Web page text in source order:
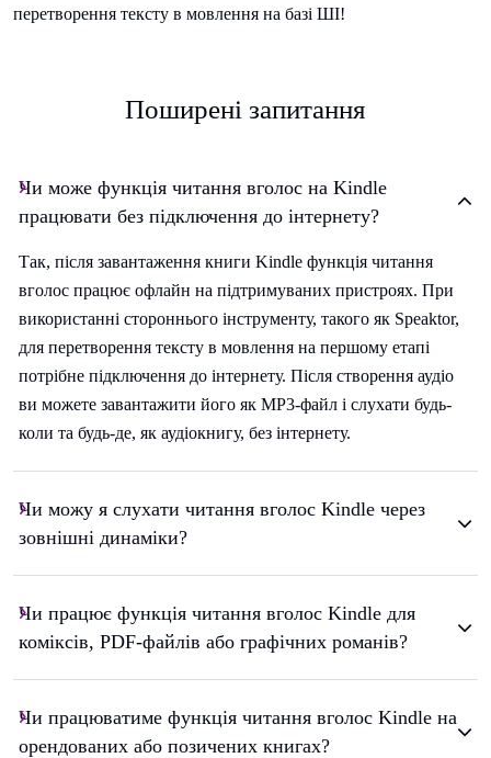
перетворення тексту в мовлення на базі ШІ!
Поширені запитання
Чи може функція читання вголос на Kindle
працювати без підключення до інтернету?
Так, після завантаження книги Kindle функція читання
вголос працює офлайн на підтримуваних пристроях. При
використанні стороннього інструменту, такого як Speaktor,
для перетворення тексту в мовлення на першому етапі
потрібне підключення до інтернету. Після створення аудіо
ви можете завантажити його як MP3-файл і слухати будь-
коли та будь-де, як аудіокнигу, без інтернету.
Чи можу я слухати читання вголос Kindle через
зовнішні динаміки?
Чи працює функція читання вголос Kindle для
коміксів, PDF-файлів або графічних романів?
Чи працюватиме функція читання вголос Kindle на
орендованих або позичених книгах?